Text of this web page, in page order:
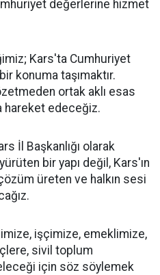
değerlerine hizmet
Kars'ta Cumhuriyet
konuma taşımaktır.
ortak aklı esas
hareket edeceğiz.
İl Başkanlığı olarak
bir yapı değil, Kars'ın
üreten ve halkın sesi
işçimize, emeklimize,
sivil toplum
için söz söylemek